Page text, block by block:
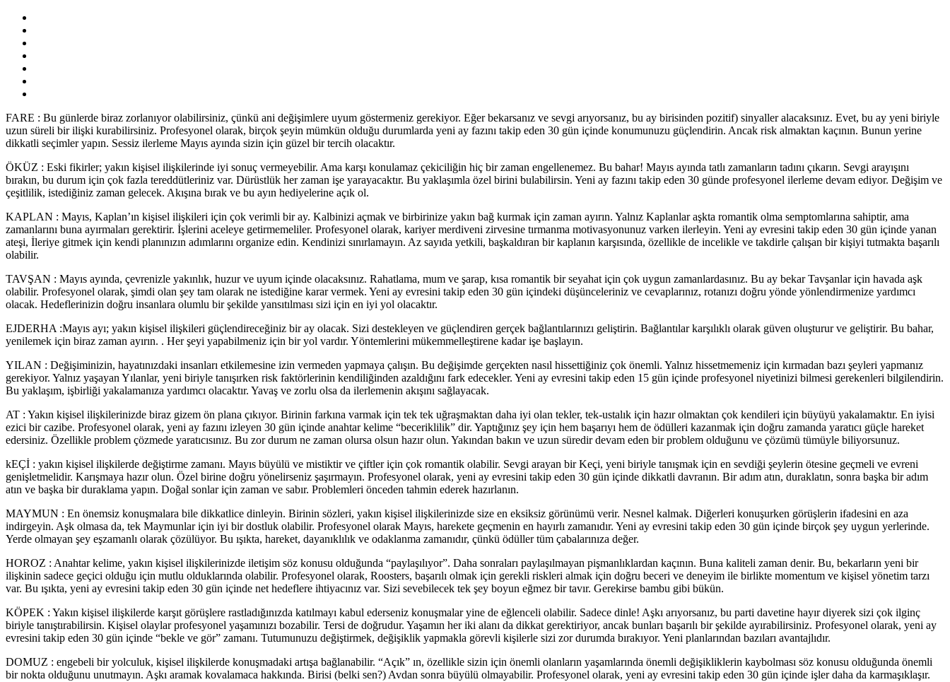
FARE : Bu günlerde biraz zorlanıyor olabilirsiniz, çünkü ani değişimlere uyum göstermeniz gerekiyor. Eğer bekarsanız ve sevgi arıyorsanız, bu ay birisinden pozitif) sinyaller alacaksınız. Evet, bu ay yeni biriyle
uzun süreli bir ilişki kurabilirsiniz. Profesyonel olarak, birçok şeyin mümkün olduğu durumlarda yeni ay fazını takip eden 30 gün içinde konumunuzu güçlendirin. Ancak risk almaktan kaçının. Bunun yerine
dikkatli seçimler yapın. Sessiz ilerleme Mayıs ayında sizin için güzel bir tercih olacaktır.
ÖKÜZ : Eski fikirler; yakın kişisel ilişkilerinde iyi sonuç vermeyebilir. Ama karşı konulamaz çekiciliğin hiç bir zaman engellenemez. Bu bahar! Mayıs ayında tatlı zamanların tadını çıkarın. Sevgi arayışını
bırakın, bu durum için çok fazla tereddütleriniz var. Dürüstlük her zaman işe yarayacaktır. Bu yaklaşımla özel birini bulabilirsin. Yeni ay fazını takip eden 30 günde profesyonel ilerleme devam ediyor. Değişim ve
çeşitlilik, istediğiniz zaman gelecek. Akışına bırak ve bu ayın hediyelerine açık ol.
KAPLAN : Mayıs, Kaplan’ın kişisel ilişkileri için çok verimli bir ay. Kalbinizi açmak ve birbirinize yakın bağ kurmak için zaman ayırın. Yalnız Kaplanlar aşkta romantik olma semptomlarına sahiptir, ama
zamanlarını buna ayırmaları gerektirir. İşlerini aceleye getirmemeliler. Profesyonel olarak, kariyer merdiveni zirvesine tırmanma motivasyonunuz varken ilerleyin. Yeni ay evresini takip eden 30 gün içinde yanan
ateşi, İleriye gitmek için kendi planınızın adımlarını organize edin. Kendinizi sınırlamayın. Az sayıda yetkili, başkaldıran bir kaplanın karşısında, özellikle de incelikle ve takdirle çalışan bir kişiyi tutmakta başarılı
olabilir.
TAVŞAN : Mayıs ayında, çevrenizle yakınlık, huzur ve uyum içinde olacaksınız. Rahatlama, mum ve şarap, kısa romantik bir seyahat için çok uygun zamanlardasınız. Bu ay bekar Tavşanlar için havada aşk
olabilir. Profesyonel olarak, şimdi olan şey tam olarak ne istediğine karar vermek. Yeni ay evresini takip eden 30 gün içindeki düşünceleriniz ve cevaplarınız, rotanızı doğru yönde yönlendirmenize yardımcı
olacak. Hedeflerinizin doğru insanlara olumlu bir şekilde yansıtılması sizi için en iyi yol olacaktır.
EJDERHA :Mayıs ayı; yakın kişisel ilişkileri güçlendireceğiniz bir ay olacak. Sizi destekleyen ve güçlendiren gerçek bağlantılarınızı geliştirin. Bağlantılar karşılıklı olarak güven oluşturur ve geliştirir. Bu bahar,
yenilemek için biraz zaman ayırın. . Her şeyi yapabilmeniz için bir yol vardır. Yöntemlerini mükemmelleştirene kadar işe başlayın.
YILAN : Değişiminizin, hayatınızdaki insanları etkilemesine izin vermeden yapmaya çalışın. Bu değişimde gerçekten nasıl hissettiğiniz çok önemli. Yalnız hissetmemeniz için kırmadan bazı şeyleri yapmanız
gerekiyor. Yalnız yaşayan Yılanlar, yeni biriyle tanışırken risk faktörlerinin kendiliğinden azaldığını fark edecekler. Yeni ay evresini takip eden 15 gün içinde profesyonel niyetinizi bilmesi gerekenleri bilgilendirin.
Bu yaklaşım, işbirliği yakalamanıza yardımcı olacaktır. Yavaş ve zorlu olsa da ilerlemenin akışını sağlayacak.
AT : Yakın kişisel ilişkilerinizde biraz gizem ön plana çıkıyor. Birinin farkına varmak için tek tek uğraşmaktan daha iyi olan tekler, tek-ustalık için hazır olmaktan çok kendileri için büyüyü yakalamaktır. En iyisi
ezici bir cazibe. Profesyonel olarak, yeni ay fazını izleyen 30 gün içinde anahtar kelime “beceriklilik” dir. Yaptığınız şey için hem başarıyı hem de ödülleri kazanmak için doğru zamanda yaratıcı güçle hareket
edersiniz. Özellikle problem çözmede yaratıcısınız. Bu zor durum ne zaman olursa olsun hazır olun. Yakından bakın ve uzun süredir devam eden bir problem olduğunu ve çözümü tümüyle biliyorsunuz.
kEÇİ : yakın kişisel ilişkilerde değiştirme zamanı. Mayıs büyülü ve mistiktir ve çiftler için çok romantik olabilir. Sevgi arayan bir Keçi, yeni biriyle tanışmak için en sevdiği şeylerin ötesine geçmeli ve evreni
genişletmelidir. Karışmaya hazır olun. Özel birine doğru yönelirseniz şaşırmayın. Profesyonel olarak, yeni ay evresini takip eden 30 gün içinde dikkatli davranın. Bir adım atın, duraklatın, sonra başka bir adım
atın ve başka bir duraklama yapın. Doğal sonlar için zaman ve sabır. Problemleri önceden tahmin ederek hazırlanın.
MAYMUN : En önemsiz konuşmalara bile dikkatlice dinleyin. Birinin sözleri, yakın kişisel ilişkilerinizde size en eksiksiz görünümü verir. Nesnel kalmak. Diğerleri konuşurken görüşlerin ifadesini en aza
indirgeyin. Aşk olmasa da, tek Maymunlar için iyi bir dostluk olabilir. Profesyonel olarak Mayıs, harekete geçmenin en hayırlı zamanıdır. Yeni ay evresini takip eden 30 gün içinde birçok şey uygun yerlerinde.
Yerde olmayan şey eşzamanlı olarak çözülüyor. Bu ışıkta, hareket, dayanıklılık ve odaklanma zamanıdır, çünkü ödüller tüm çabalarınıza değer.
HOROZ : Anahtar kelime, yakın kişisel ilişkilerinizde iletişim söz konusu olduğunda “paylaşılıyor”. Daha sonraları paylaşılmayan pişmanlıklardan kaçının. Buna kaliteli zaman denir. Bu, bekarların yeni bir
ilişkinin sadece geçici olduğu için mutlu olduklarında olabilir. Profesyonel olarak, Roosters, başarılı olmak için gerekli riskleri almak için doğru beceri ve deneyim ile birlikte momentum ve kişisel yönetim tarzı
var. Bu ışıkta, yeni ay evresini takip eden 30 gün içinde net hedeflere ihtiyacınız var. Sizi sevebilecek tek şey boyun eğmez bir tavır. Gerekirse bambu gibi bükün.
KÖPEK : Yakın kişisel ilişkilerde karşıt görüşlere rastladığınızda katılmayı kabul ederseniz konuşmalar yine de eğlenceli olabilir. Sadece dinle! Aşkı arıyorsanız, bu parti davetine hayır diyerek sizi çok ilginç
biriyle tanıştırabilirsin. Kişisel olaylar profesyonel yaşamınızı bozabilir. Tersi de doğrudur. Yaşamın her iki alanı da dikkat gerektiriyor, ancak bunları başarılı bir şekilde ayırabilirsiniz. Profesyonel olarak, yeni ay
evresini takip eden 30 gün içinde “bekle ve gör” zamanı. Tutumunuzu değiştirmek, değişiklik yapmakla görevli kişilerle sizi zor durumda bırakıyor. Yeni planlarından bazıları avantajlıdır.
DOMUZ : engebeli bir yolculuk, kişisel ilişkilerde konuşmadaki artışa bağlanabilir. “Açık” ın, özellikle sizin için önemli olanların yaşamlarında önemli değişikliklerin kaybolması söz konusu olduğunda önemli
bir nokta olduğunu unutmayın. Aşkı aramak kovalamaca hakkında. Birisi (belki sen?) Avdan sonra büyülü olmayabilir. Profesyonel olarak, yeni ay evresini takip eden 30 gün içinde işler daha da karmaşıklaşır.